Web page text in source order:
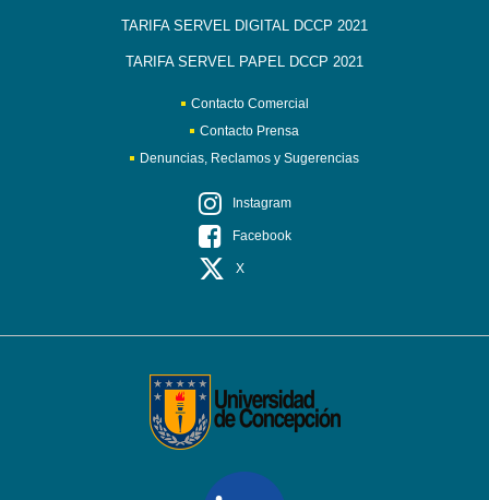
TARIFA SERVEL DIGITAL DCCP 2021
TARIFA SERVEL PAPEL DCCP 2021
Contacto Comercial
Contacto Prensa
Denuncias, Reclamos y Sugerencias
Instagram
Facebook
X